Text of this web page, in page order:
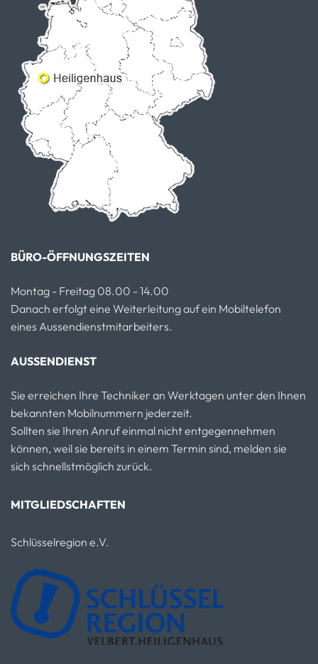
BÜRO-ÖFFNUNGSZEITEN
Montag - Freitag 08.00 - 14.00
Danach erfolgt eine Weiterleitung auf ein Mobiltelefon
eines Aussendienstmitarbeiters.
AUSSENDIENST
Sie erreichen Ihre Techniker an Werktagen unter den Ihnen
bekannten Mobilnummern jederzeit.
Sollten sie Ihren Anruf einmal nicht entgegennehmen
können, weil sie bereits in einem Termin sind, melden sie
sich schnellstmöglich zurück.
MITGLIEDSCHAFTEN
Schlüsselregion e.V.